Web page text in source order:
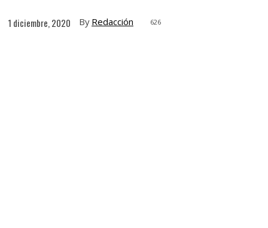
1 diciembre, 2020 By Redacción 626